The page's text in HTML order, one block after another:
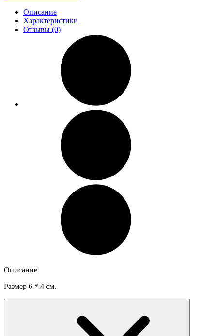
Описание
Характеристики
Отзывы (0)
Описание
Размер 6 * 4 см.